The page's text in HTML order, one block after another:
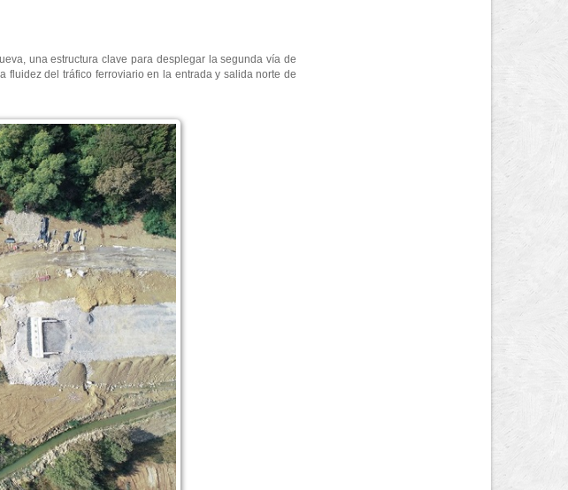
una estructura clave para desplegar la segunda vía de
fluidez del tráfico ferroviario en la entrada y salida norte de